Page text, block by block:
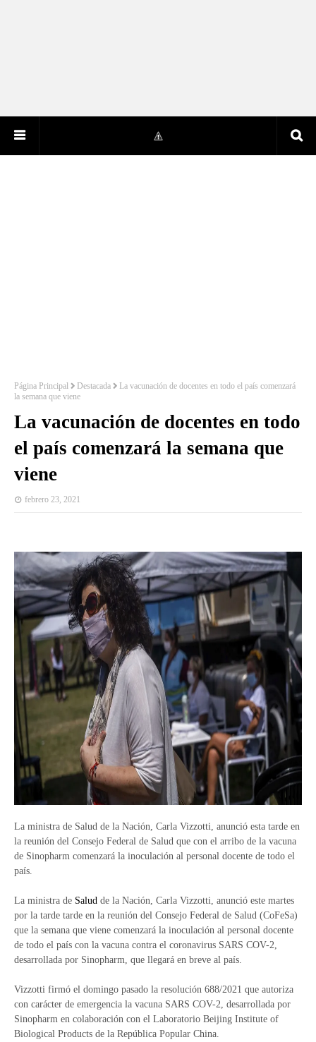
Página Principal Destacada
La vacunación de docentes en todo el país comenzará
la semana que viene
La vacunación de docentes en todo
el país comenzará la semana que
viene
febrero 23, 2021
La ministra de Salud de la Nación, Carla Vizzotti, anunció esta tarde en
la reunión del Consejo Federal de Salud que con el arribo de la vacuna
de Sinopharm comenzará la inoculación al personal docente de todo el
país.
La ministra de Salud de la Nación, Carla Vizzotti, anunció este martes
por la tarde tarde en la reunión del Consejo Federal de Salud (CoFeSa)
que la semana que viene comenzará la inoculación al personal docente
de todo el país con la vacuna contra el coronavirus SARS COV-2,
desarrollada por Sinopharm, que llegará en breve al país.
Vizzotti firmó el domingo pasado la resolución 688/2021 que autoriza
con carácter de emergencia la vacuna SARS COV-2, desarrollada por
Sinopharm en colaboración con el Laboratorio Beijing Institute of
Biological Products de la República Popular China.